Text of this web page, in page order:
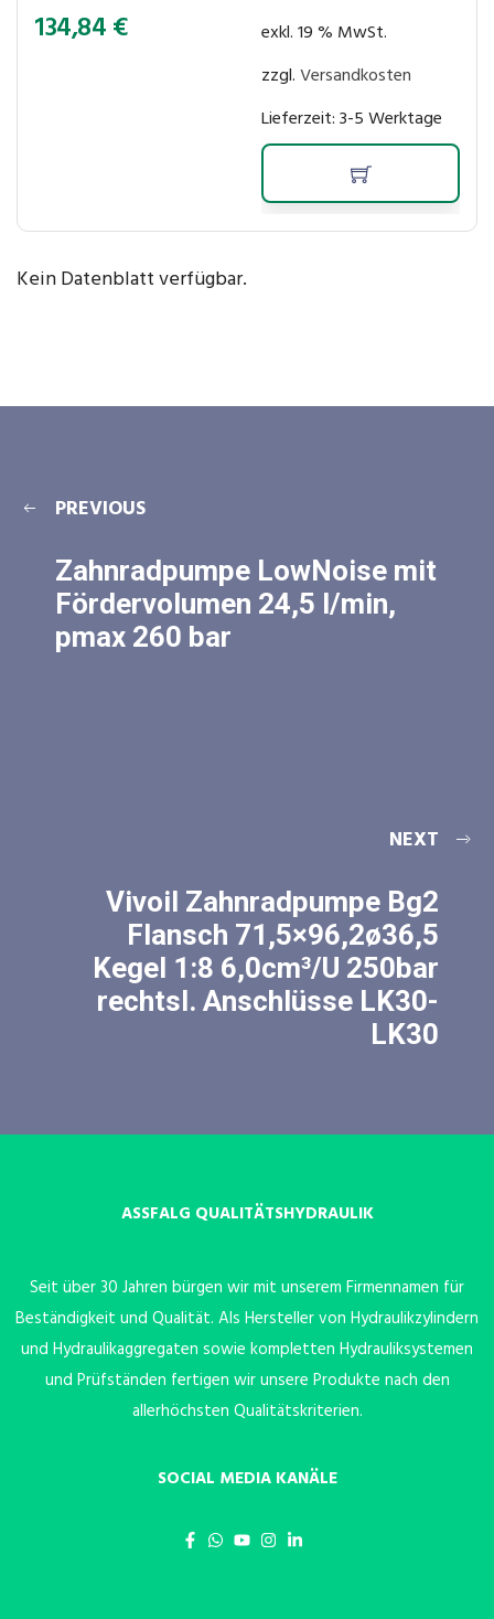
134,84€
exkl. 19 % MwSt.
zzgl.Versandkosten
Lieferzeit:3-5 Werktage
Kein Datenblatt verfügbar.
PREVIOUS
Zahnradpumpe LowNoise mit
Fördervolumen 24,5 l/min,
pmax 260 bar
NEXT
Vivoil Zahnradpumpe Bg2
Flansch 71,5×96,2ø36,5
Kegel 1:8 6,0cm³/U 250bar
rechtsl. Anschlüsse LK30-
LK30
ASSFALG QUALITÄTSHYDRAULIK
Seit über 30 Jahren bürgen wir mit unserem Firmennamen für
Beständigkeit und Qualität. Als Hersteller von Hydraulikzylindern
und Hydraulikaggregaten sowie kompletten Hydrauliksystemen
und Prüfständen fertigen wir unsere Produkte nach den
allerhöchsten Qualitätskriterien.
SOCIAL MEDIA KANÄLE